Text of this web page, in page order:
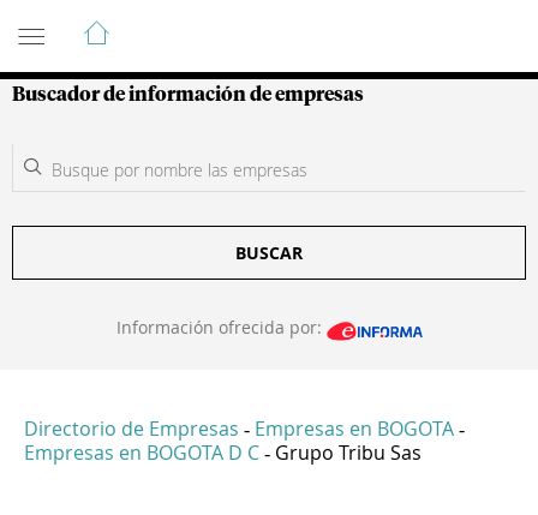
Guía de Empresas Colombianas
Buscador de información de empresas
BUSCAR
Información ofrecida por:
Directorio de Empresas - Empresas en BOGOTA -
Empresas en BOGOTA D C - Grupo Tribu Sas